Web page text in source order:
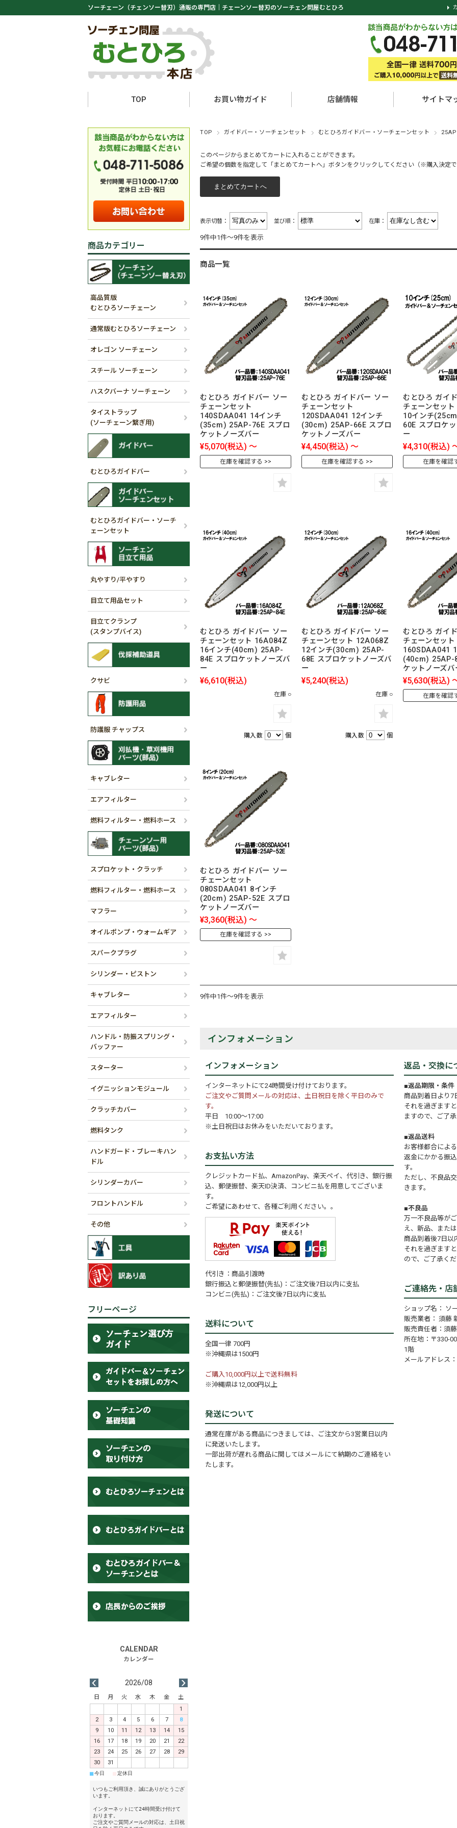
ソーチェーン（チェンソー替刃）通販の専門店｜ チェーンソー替刃のソーチェン問屋むとひろ
TOP お買い物ガイド 店舗情報 サイトマ
TOP ガイドバー・ソーチェンセット むとひろガイドバー・ソーチェーンセット
このページからまとめてカートに入れることができます。
ご希望の個数を指定して「まとめてカートへ」ボタンをクリックしてください（※購入決定
表示切替： 並び順： 在庫：
9件中1件～9件を表示
商品一覧
むとひろ ガイドバー ソー
チェーンセット
140SDAA041 14インチ
(35cm) 25AP-76E スプロ
ケットノーズバー
¥5,070(税込) ～
在庫を確認する
むとひろ ガイドバー ソー
チェーンセット
120SDAA041 12インチ
(30cm) 25AP-66E スプロ
ケットノーズバー
¥4,450(税込) ～
在庫を確認する
むとひろ ガイ
チェーンセッ
10インチ
60E スプロケ
ー
¥4,310(税込)
在庫を確認
むとひろ ガイドバー ソー
チェーンセット 16A084Z
16インチ(40cm) 25AP-
84E スプロケットノーズバ
ー
¥6,610(税込)
在庫 ○
購入数 個
むとひろ ガイドバー ソー
チェーンセット 12A068Z
12インチ(30cm) 25AP-
68E スプロケットノーズバ
ー
¥5,240(税込)
在庫 ○
購入数 個
むとひろ ガイ
チェーンセット
160SDAA041
(40cm) 25AP-
ケットノーズバ
¥5,630(税込)
在庫を確認
むとひろ ガイドバー ソー
チェーンセット
080SDAA041 8インチ
(20cm) 25AP-52E スプロ
ケットノーズバー
¥3,360(税込) ～
在庫を確認する
9件中1件～9件を表示
インフォメーション
インフォメーション
インターネットにて24時間受け付けております。
ご注文やご質問メールの対応は、土日祝日を除く平日のみで
す。
平日 10:00～17:00
※土日祝日はお休みをいただいております。
お支払い方法
クレジットカード払、AmazonPay、楽天ペイ、代引き、銀行振
込、郵便振替、楽天ID決済、コンビニ払を用意してございま
す。
ご希望にあわせて、各種ご利用ください。。
代引き：商品引渡時
銀行振込と郵便振替(先払)：ご注文後7日以内に支払
コンビニ(先払)：ご注文後7日以内に支払
送料について
全国一律 700円
※沖縄県は1500円
ご購入10,000円以上で送料無料
※沖縄県は12,000円以上
発送について
通常在庫がある商品につきましては、ご注文から3営業日以内
に発送いたします。
一部出荷が遅れる商品に関してはメールにて納期のご連絡をい
たします。
返品・交換に
■返品期限・条件
商品到着日より7
それを過ぎます
ますので、ご了承
■返品送料
お客様都合によ
返金にかかる振
す。
ただし、不良品
きます。
■不良品
万一不良品等が
え、新品、また
商品到着後7日以
それを過ぎます
ので、ご了承くだ
ご連絡先・店
ショップ名： ソ
販売業者： 須藤
販売責任者：須
所在地：〒330-
1階
メールアドレス：
商品カテゴリー
高品質版
むとひろソーチェーン
通常版むとひろソーチェーン
オレゴン ソーチェーン
スチール ソーチェーン
ハスクバーナ ソーチェーン
タイストラップ
(ソーチェーン繋ぎ用)
むとひろガイドバー
むとひろガイドバー・ソーチ
ェーンセット
丸やすり/平やすり
目立て用品セット
目立てクランプ
(スタンプバイス)
クサビ
防護服 チャップス
キャブレター
エアフィルター
燃料フィルター・燃料ホース
スプロケット・クラッチ
燃料フィルター・燃料ホース
マフラー
オイルポンプ・ウォームギア
スパークプラグ
シリンダー・ピストン
キャブレター
エアフィルター
ハンドル・防振スプリング・
バッファー
スターター
イグニッションモジュール
クラッチカバー
燃料タンク
ハンドガード・ブレーキハン
ドル
シリンダーカバー
フロントハンドル
その他
フリーページ
2026/08
日 月 火 水 木 金
土
1
2
3 4 5 6 7
8
9
10 11 12 13 14
15
16
17 18 19 20 21
22
23
24 25 26 27 28
29
30
31
■今日 定休日
いつもご利用頂き、誠にありがとうござ
います。
インターネットにて24時間受け付けて
おります。
ご注文やご質問メールの対応は、土日祝